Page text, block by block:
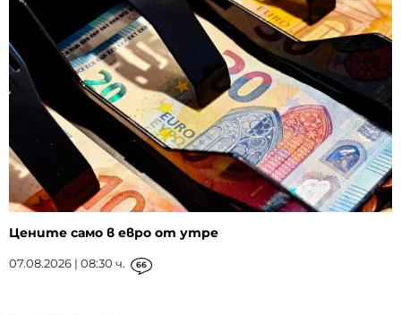
Цените само в евро от утре
07.08.2026 | 08:30 ч. 66